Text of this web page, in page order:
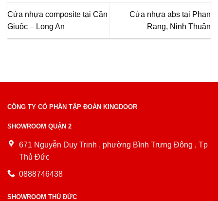
Cửa nhựa composite tại Cần
Giuộc – Long An
Cửa nhựa abs tại Phan
Rang, Ninh Thuận
CÔNG TY CỔ PHẦN TẬP ĐOÀN KINGDOOR
SHOWROOM QUẬN 2
671 Nguyễn Duy Trinh , phường Bình Trưng Đông , Tp
Thủ Đức
0888746438
SHOWROOM THỦ ĐỨC